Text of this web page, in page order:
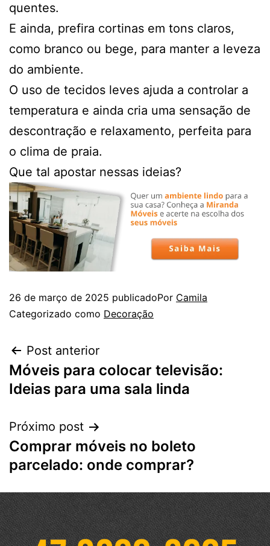
quentes.
E ainda, prefira cortinas em tons claros,
como branco ou bege, para manter a leveza
do ambiente.
O uso de tecidos leves ajuda a controlar a
temperatura e ainda cria uma sensação de
descontração e relaxamento, perfeita para
o clima de praia.
Que tal apostar nessas ideias?
26 de março de 2025 publicadoPor Camila
Categorizado como Decoração
Post anterior
Móveis para colocar televisão:
Ideias para uma sala linda
Próximo post
Comprar móveis no boleto
parcelado: onde comprar?